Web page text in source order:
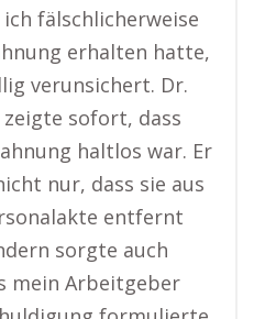
ich fälschlicherweise
erhalten hatte,
verunsichert. Dr.
zeigte sofort, dass
haltlos war. Er
nur, dass sie aus
entfernt
sorgte auch
mein Arbeitgeber